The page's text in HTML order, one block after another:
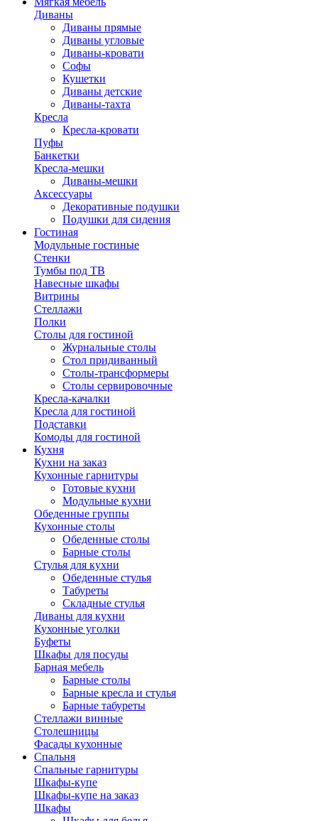
Диваны
Диваны прямые
Диваны угловые
Диваны-кровати
Софы
Кушетки
Диваны детские
Диваны-тахта
Кресла
Кресла-кровати
Пуфы
Банкетки
Кресла-мешки
Диваны-мешки
Аксессуары
Декоративные подушки
Подушки для сидения
Гостиная
Модульные гостиные
Стенки
Тумбы под ТВ
Навесные шкафы
Витрины
Стеллажи
Полки
Столы для гостиной
Журнальные столы
Стол придиванный
Столы-трансформеры
Столы сервировочные
Кресла-качалки
Кресла для гостиной
Подставки
Комоды для гостиной
Кухня
Кухни на заказ
Кухонные гарнитуры
Готовые кухни
Модульные кухни
Обеденные группы
Кухонные столы
Обеденные столы
Барные столы
Стулья для кухни
Обеденные стулья
Табуреты
Складные стулья
Диваны для кухни
Кухонные уголки
Буфеты
Шкафы для посуды
Барная мебель
Барные столы
Барные кресла и стулья
Барные табуреты
Стеллажи винные
Столешницы
Фасады кухонные
Спальня
Спальные гарнитуры
Шкафы-купе
Шкафы-купе на заказ
Шкафы